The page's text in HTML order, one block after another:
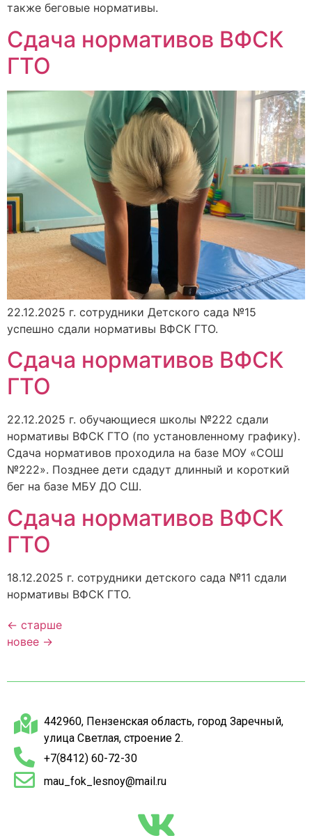
также беговые нормативы.
Сдача нормативов ВФСК
ГТО
22.12.2025 г. сотрудники Детского сада №15
успешно сдали нормативы ВФСК ГТО.
Сдача нормативов ВФСК
ГТО
22.12.2025 г. обучающиеся школы №222 сдали
нормативы ВФСК ГТО (по установленному графику).
Сдача нормативов проходила на базе МОУ «СОШ
№222». Позднее дети сдадут длинный и короткий
бег на базе МБУ ДО СШ.
Сдача нормативов ВФСК
ГТО
18.12.2025 г. сотрудники детского сада №11 сдали
нормативы ВФСК ГТО.
← старше
новее →
442960, Пензенская область, город Заречный,
улица Светлая, строение 2.
+7(8412) 60-72-30
mau_fok_lesnoy@mail.ru